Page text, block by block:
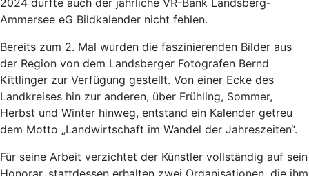
2024 durfte auch der jährliche VR-Bank Landsberg-
Ammersee eG Bildkalender nicht fehlen.
Bereits zum 2. Mal wurden die faszinierenden Bilder aus
der Region von dem Landsberger Fotografen Bernd
Kittlinger zur Verfügung gestellt. Von einer Ecke des
Landkreises hin zur anderen, über Frühling, Sommer,
Herbst und Winter hinweg, entstand ein Kalender getreu
dem Motto „Landwirtschaft im Wandel der Jahreszeiten“.
Für seine Arbeit verzichtet der Künstler vollständig auf sein
Honorar, stattdessen erhalten zwei Organisationen, die ihm